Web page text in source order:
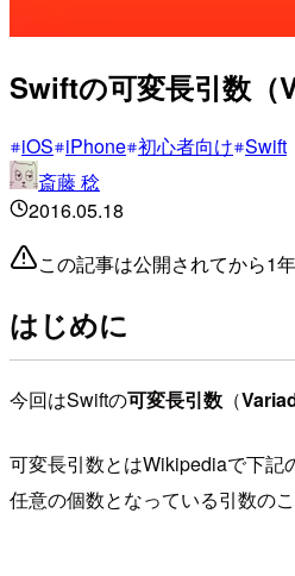
Swiftの可変長引数（
iOS iPhone 初心者向け Swift
斎藤 稔
2016.05.18
この記事は公開されてから1
はじめに
今回はSwiftの可変長引数 （
可変長引数とはWikipediaで下記
任意の個数となっている引数の